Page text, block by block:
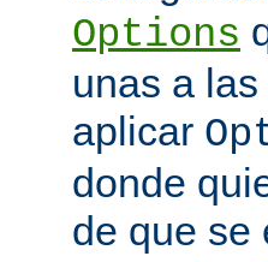
Options
unas a
aplicar
donde
de que se